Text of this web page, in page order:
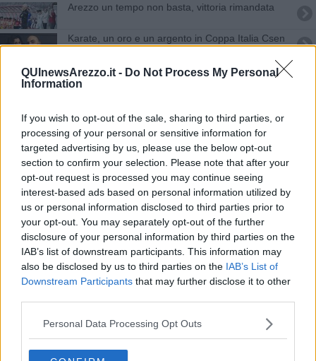
QUInewsArezzo.it - Do Not Process My Personal
Information
If you wish to opt-out of the sale, sharing to third parties, or
processing of your personal or sensitive information for
targeted advertising by us, please use the below opt-out
section to confirm your selection. Please note that after your
opt-out request is processed you may continue seeing
interest-based ads based on personal information utilized by
us or personal information disclosed to third parties prior to
your opt-out. You may separately opt-out of the further
disclosure of your personal information by third parties on the
IAB’s list of downstream participants. This information may
also be disclosed by us to third parties on the IAB’s List of
Downstream Participants that may further disclose it to other
Personal Data Processing Opt Outs
Arezzo un tempo non basta, vittoria rimandata
Karate, un oro e un argento in Coppa Italia Csen
"Bsc Arezzo punta alla promozione in B"
Le Tuscany Series di softball parlano americano
Il Bsc vince le Tuscany Series Under14
Bsc sconfitto nella finale di Coppa Italia
Il Bsc gioca la sua prima finale di Coppa Italia
Il Bsc presenta le squadre del 2016
Di Bari è il nuovo direttore sportivo amaranto
​Arezzo-Legnago: arbitra Enrico Maggio di Lodi
​Una terna molto esperta per Legnago-Arezzo